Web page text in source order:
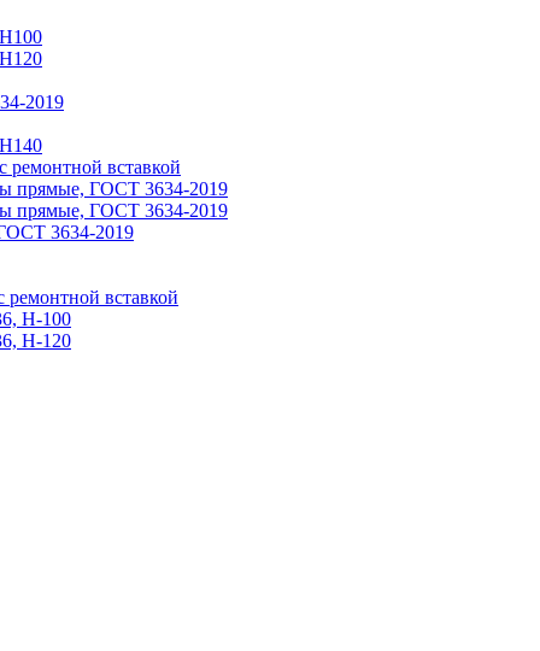
2019
вставкой
прямые, ГОСТ 3634-2019
прямые, ГОСТ 3634-2019
3634-2019
вставкой
Н-100
Н-120